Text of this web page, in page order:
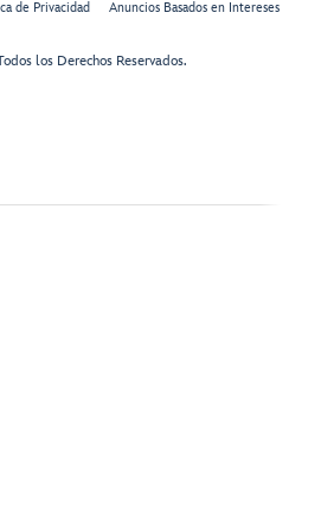
de Privacidad Anuncios Basados en Intereses
los Derechos Reservados.